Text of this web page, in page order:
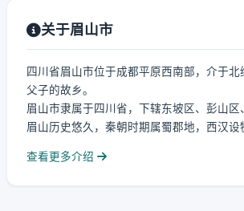
关于眉山市
四川省眉山市位于成都平原西南部，介于
父子的故乡。
眉山市隶属于四川省，下辖东坡区、彭山
眉山历史悠久，秦朝时期属蜀郡地，西汉
查看更多介绍